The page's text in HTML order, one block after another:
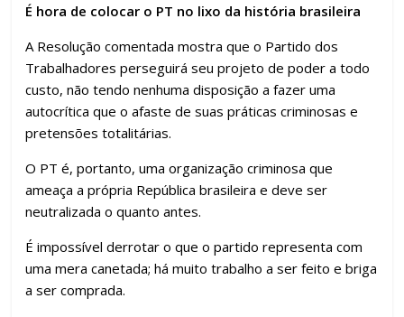
É hora de colocar o PT no lixo da história brasileira
A Resolução comentada mostra que o Partido dos
Trabalhadores perseguirá seu projeto de poder a todo
custo, não tendo nenhuma disposição a fazer uma
autocrítica que o afaste de suas práticas criminosas e
pretensões totalitárias.
O PT é, portanto, uma organização criminosa que
ameaça a própria República brasileira e deve ser
neutralizada o quanto antes.
É impossível derrotar o que o partido representa com
uma mera canetada; há muito trabalho a ser feito e briga
a ser comprada.